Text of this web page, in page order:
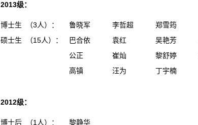
2013级：
博士生 （3人）： 鲁晓军 李哲超
郑雪筠
硕士生 （15人）：
巴合依 袁红 吴艳芳
公正
崔灿 黎舒婷
高镇
汪为 丁宇楠
2012级：
博士后 （1人）： 黎静华